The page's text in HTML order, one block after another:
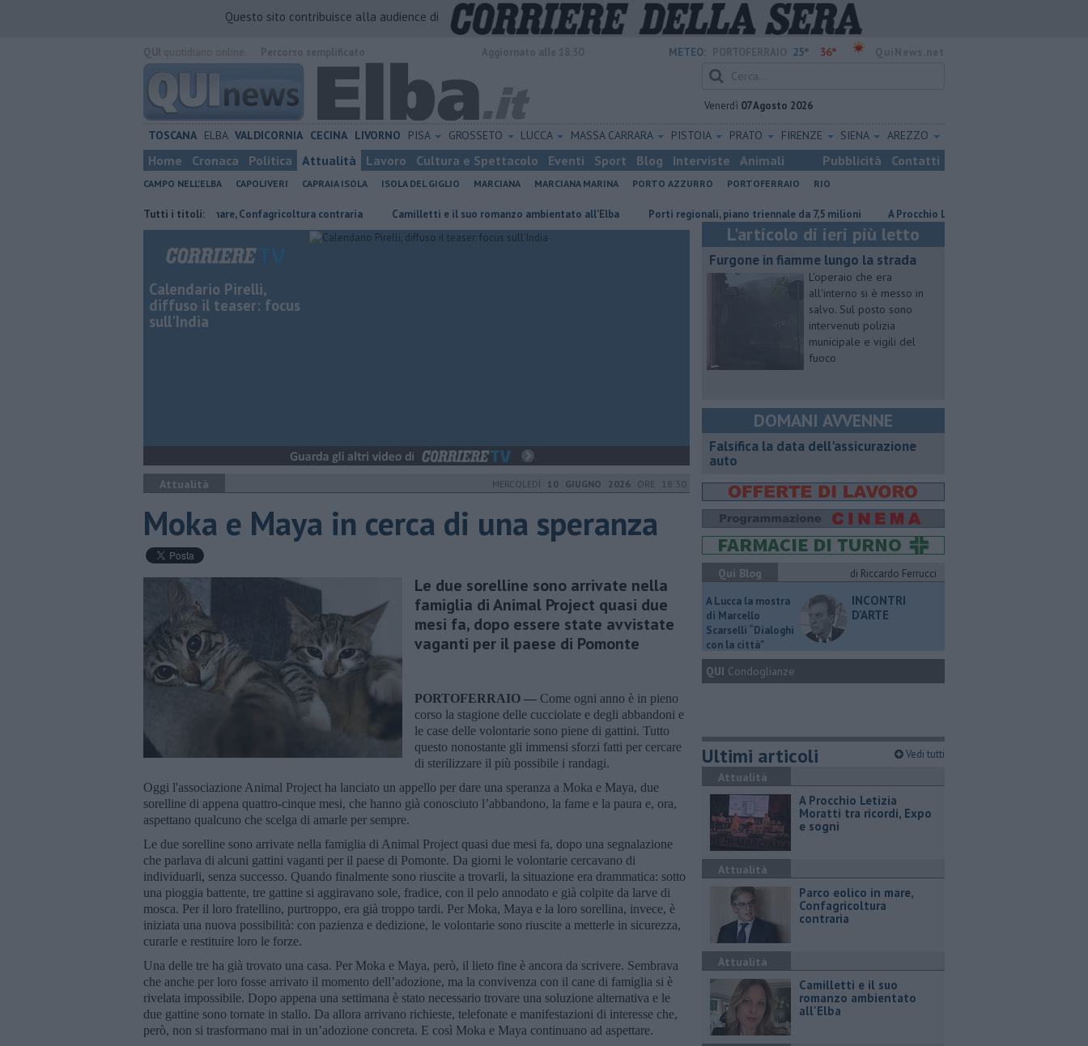
Questo sito contribuisce alla audience di
METEO: 25° 36°
Venerdì 07 Agosto 2026
TOSCANA ELBA VALDICORNIA CECINA LIVORNO PISA GROSSETO LUCCA MASSA CARRARA PISTOIA PRATO FIRENZE SIENA AREZZO
Home Cronaca Politica Attualità Lavoro Cultura e Spettacolo Eventi Sport Blog Interviste Animali Pubblicità Contatti
CAMPO NELL'ELBA CAPOLIVERI CAPRAIA ISOLA ISOLA DEL GIGLIO MARCIANA MARCIANA MARINA PORTO AZZURRO PORTOFERRAIO RIO
Tutti i titoli:
Parco eolico in mare, Confagricoltura contraria Camilletti e il suo romanzo ambientato all'Elba Porti regionali, piano triennale da 7,5 milioni A Procchio Letizia Moratti tra ricordi, Expo e sogni
Calendario Pirelli,
diffuso il teaser: focus
sull'India
Attualità MERCOLEDÌ 10 GIUGNO 2026 ORE 18:30
Moka e Maya in cerca di una speranza
Le due sorelline sono arrivate nella
famiglia di Animal Project quasi due
mesi fa, dopo essere state avvistate
vaganti per il paese di Pomonte
PORTOFERRAIO — Come ogni anno è in pieno
corso la stagione delle cucciolate e degli abbandoni e
le case delle volontarie sono piene di gattini. Tutto
questo nonostante gli immensi sforzi fatti per cercare
di sterilizzare il più possibile i randagi.
Oggi l'associazione Animal Project ha lanciato un appello per dare una speranza a Moka e Maya, due
sorelline di appena quattro-cinque mesi, che hanno già conosciuto l’abbandono, la fame e la paura e, ora,
aspettano qualcuno che scelga di amarle per sempre.
Le due sorelline sono arrivate nella famiglia di Animal Project quasi due mesi fa, dopo una segnalazione
che parlava di alcuni gattini vaganti per il paese di Pomonte. Da giorni le volontarie cercavano di
individuarli, senza successo. Quando finalmente sono riuscite a trovarli, la situazione era drammatica: sotto
una pioggia battente, tre gattine si aggiravano sole, fradice, con il pelo annodato e già colpite da larve di
mosca. Per il loro fratellino, purtroppo, era già troppo tardi. Per Moka, Maya e la loro sorellina, invece, è
iniziata una nuova possibilità: con pazienza e dedizione, le volontarie sono riuscite a metterle in sicurezza,
curarle e restituire loro le forze.
Una delle tre ha già trovato una casa. Per Moka e Maya, però, il lieto fine è ancora da scrivere. Sembrava
che anche per loro fosse arrivato il momento dell’adozione, ma la convivenza con il cane di famiglia si è
rivelata impossibile. Dopo appena una settimana è stato necessario trovare una soluzione alternativa e le
due gattine sono tornate in stallo. Da allora arrivano richieste, telefonate e manifestazioni di interesse che,
però, non si trasformano mai in un’adozione concreta. E così Moka e Maya continuano ad aspettare.
L'articolo di ieri più letto
Furgone in fiamme lungo la strada
L'operaio che era
all'interno si è messo in
salvo. Sul posto sono
intervenuti polizia
municipale e vigili del
fuoco
DOMANI AVVENNE
Falsifica la data dell'assicurazione
auto
Qui Blog
di Riccardo Ferrucci
A Lucca la mostra
di Marcello
Scarselli “Dialoghi
con la città"
INCONTRI
D'ARTE
QUI Condoglianze
Ultimi articoli Vedi tutti
Attualità
A Procchio Letizia
Moratti tra ricordi, Expo
e sogni
Attualità
Parco eolico in mare,
Confagricoltura
contraria
Attualità
Camilletti e il suo
romanzo ambientato
all'Elba